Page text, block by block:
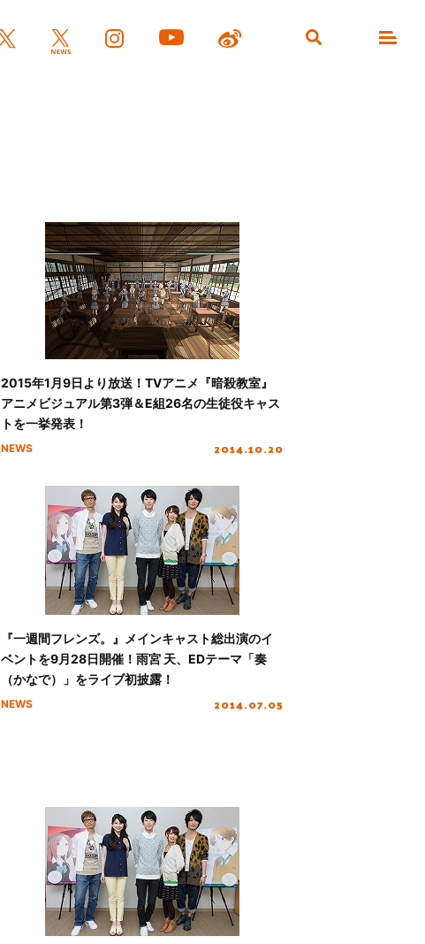
2015年1月9日より放送！TVアニメ『暗殺教室』
アニメビジュアル第3弾＆E組26名の生徒役キャス
トを一挙発表！
NEWS 2014.10.20
『一週間フレンズ。』メインキャスト総出演のイ
ベントを9月28日開催！雨宮 天、EDテーマ「奏
（かなで）」をライブ初披露！
NEWS 2014.07.05